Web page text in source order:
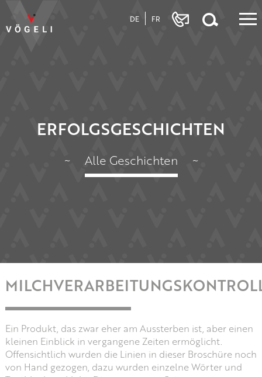
DE FR
ERFOLGSGESCHICHTEN
~ Alle Geschichten ~
Ein Produkt, das zwar eher am Aussterben ist, aber einen
kleinen Einblick in vergangene Zeiten ermöglicht.
Offensichtlich wurden die Linien in dieser Broschüre noch
von Hand gezogen, dazu wurden einzelne Wörter und